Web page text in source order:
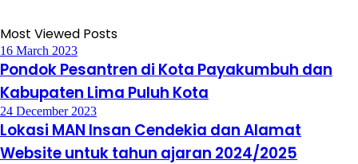
Most Viewed Posts
16 March 2023
Pondok Pesantren di Kota Payakumbuh dan
Kabupaten Lima Puluh Kota
24 December 2023
Lokasi MAN Insan Cendekia dan Alamat
Website untuk tahun ajaran 2024/2025